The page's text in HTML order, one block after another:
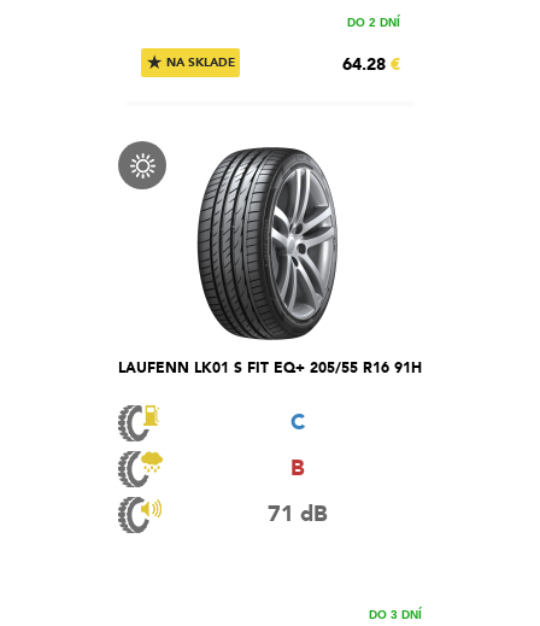
★ NA SKLADE
DO 2 DNÍ
64.28 €
LAUFENN LK01 S FIT EQ+ 205/55 R16 91H
C
B
71 dB
DO 3 DNÍ